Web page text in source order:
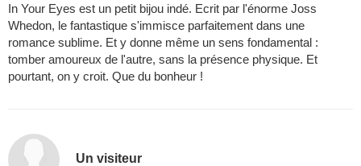
In Your Eyes est un petit bijou indé. Ecrit par l'énorme Joss
Whedon, le fantastique s'immisce parfaitement dans une
romance sublime. Et y donne même un sens fondamental :
tomber amoureux de l'autre, sans la présence physique. Et
pourtant, on y croit. Que du bonheur !
Un visiteur